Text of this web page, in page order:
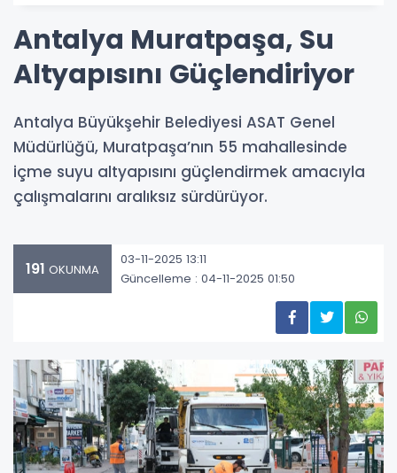
Antalya Muratpaşa, Su
Altyapısını Güçlendiriyor
Antalya Büyükşehir Belediyesi ASAT Genel
Müdürlüğü, Muratpaşa’nın 55 mahallesinde
içme suyu altyapısını güçlendirmek amacıyla
çalışmalarını aralıksız sürdürüyor.
191 OKUNMA
03-11-2025 13:11
Güncelleme : 04-11-2025 01:50